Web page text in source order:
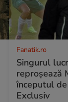
Fanatik.ro
Singurul
reproșează
începutul de
Exclusiv